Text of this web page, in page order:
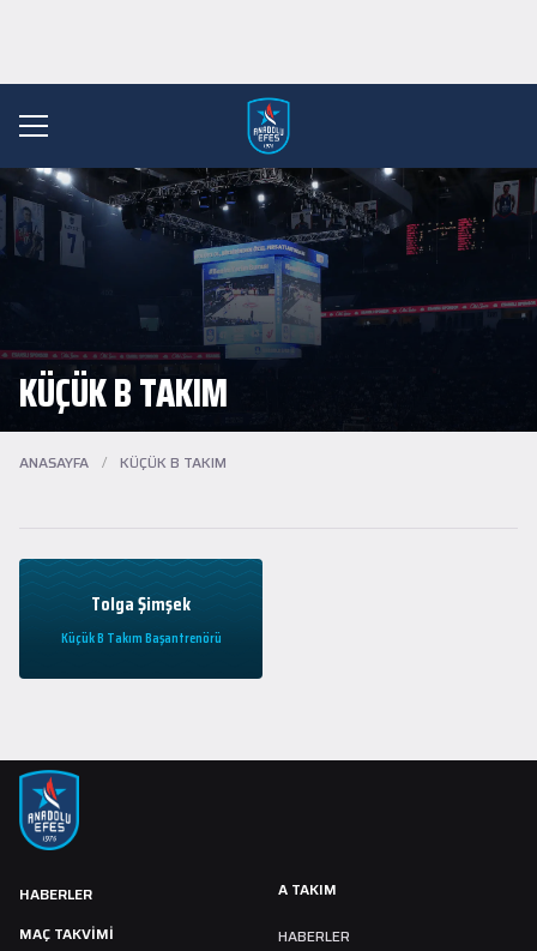
KÜÇÜK B TAKIM
ANASAYFA / KÜÇÜK B TAKIM
Tolga Şimşek
Küçük B Takım Başantrenörü
HABERLER
MAÇ TAKVIMI
A TAKIM
HABERLER